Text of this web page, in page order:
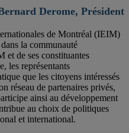
Derome, Président
de Montréal (IEIM)
la communauté
et de ses constituantes
les représentants
que les citoyens intéressés
réseau de partenaires privés,
ainsi au développement
au choix de politiques
et international.